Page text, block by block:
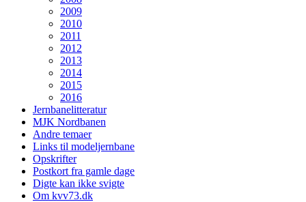
2009
2010
2011
2012
2013
2014
2015
2016
Jernbanelitteratur
MJK Nordbanen
Andre temaer
Links til modeljernbane
Opskrifter
Postkort fra gamle dage
Digte kan ikke svigte
Om kvv73.dk